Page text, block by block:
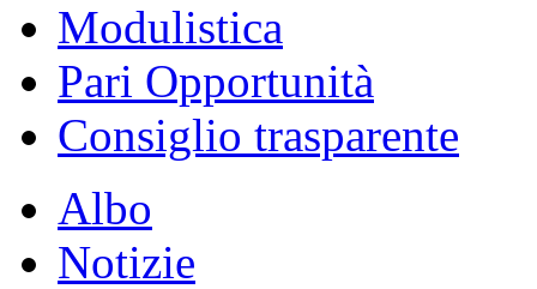
Modulistica
Pari Opportunità
Consiglio trasparente
Albo
Notizie